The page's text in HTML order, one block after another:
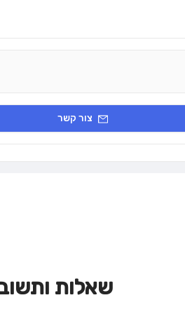
צור קשר
שאלות